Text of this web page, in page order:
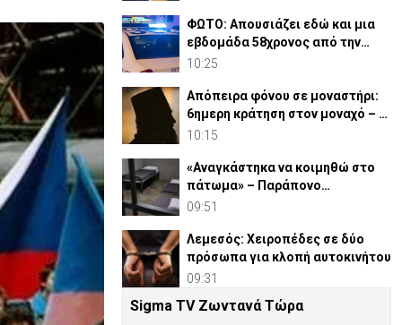
ΦΩΤΟ: Απουσιάζει εδώ και μια
εβδομάδα 58χρονος από την
οικία του στη Λευκωσία
10:25
Απόπειρα φόνου σε μοναστήρι:
6ημερη κράτηση στον μοναχό – Τι
προηγήθηκε
10:15
«Αναγκάστηκα να κοιμηθώ στο
πάτωμα» – Παράπονο
κρατούμενου ενώπιον
09:51
Λεμεσός: Χειροπέδες σε δύο
πρόσωπα για κλοπή αυτοκινήτου
09:31
Βομβαρδισμοί Τηλλυρίας: Μέσω
Sigma TV Ζωντανά Τώρα